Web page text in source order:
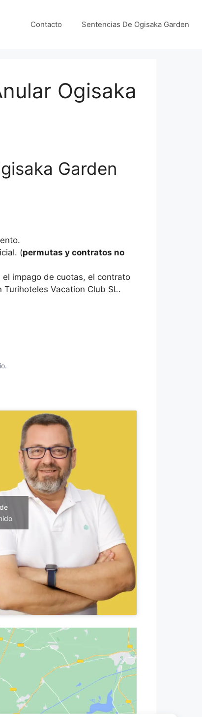
Contacto Sentencias De Ogisaka Garden
Ogisaka
Garden
(permutas y contratos no
el impago de cuotas, el contrato
Vacation Club SL.